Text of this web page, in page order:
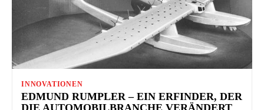
INNOVATIONEN
EDMUND RUMPLER – EIN ERFINDER, DER
DIE AUTOMOBILBRANCHE VERÄNDERT